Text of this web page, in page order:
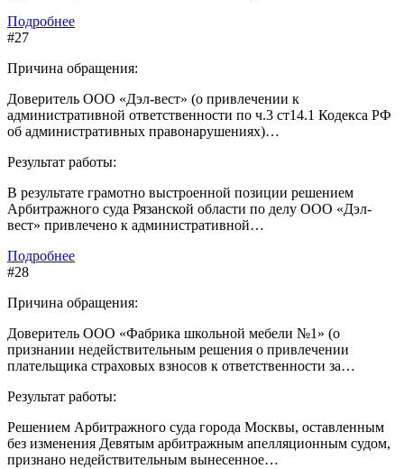
Подробнее
#27
Причина обращения:
Доверитель ООО «Дэл-вест» (о привлечении к
административной ответственности по ч.3 ст14.1 Кодекса РФ
об административных правонарушениях)…
Результат работы:
В результате грамотно выстроенной позиции решением
Арбитражного суда Рязанской области по делу ООО «Дэл-
вест» привлечено к административной…
Подробнее
#28
Причина обращения:
Доверитель ООО «Фабрика школьной мебели №1» (о
признании недействительным решения о привлечении
плательщика страховых взносов к ответственности за…
Результат работы:
Решением Арбитражного суда города Москвы, оставленным
без изменения Девятым арбитражным апелляционным судом,
признано недействительным вынесенное…